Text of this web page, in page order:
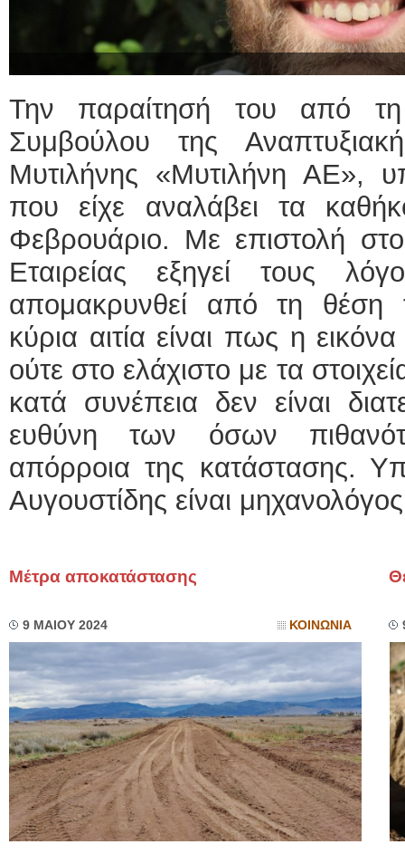
Την παραίτησή του από τη
Συμβούλου της
Μυτιλήνης «Μυτιλήνη ΑΕ»,
που είχε αναλάβει τα
Φεβρουάριο. Με επιστολή στο
Εταιρείας εξηγεί τους
απομακρυνθεί από τη θέση
κύρια αιτία είναι πως η
ούτε στο ελάχιστο με τα
κατά συνέπεια δεν είναι
ευθύνη των όσων
απόρροια της κατάστασης.
Αυγουστίδης είναι
Μέτρα αποκατάστασης
9 ΜΑΙΟΥ 2024 ΚΟΙΝΩΝΙΑ